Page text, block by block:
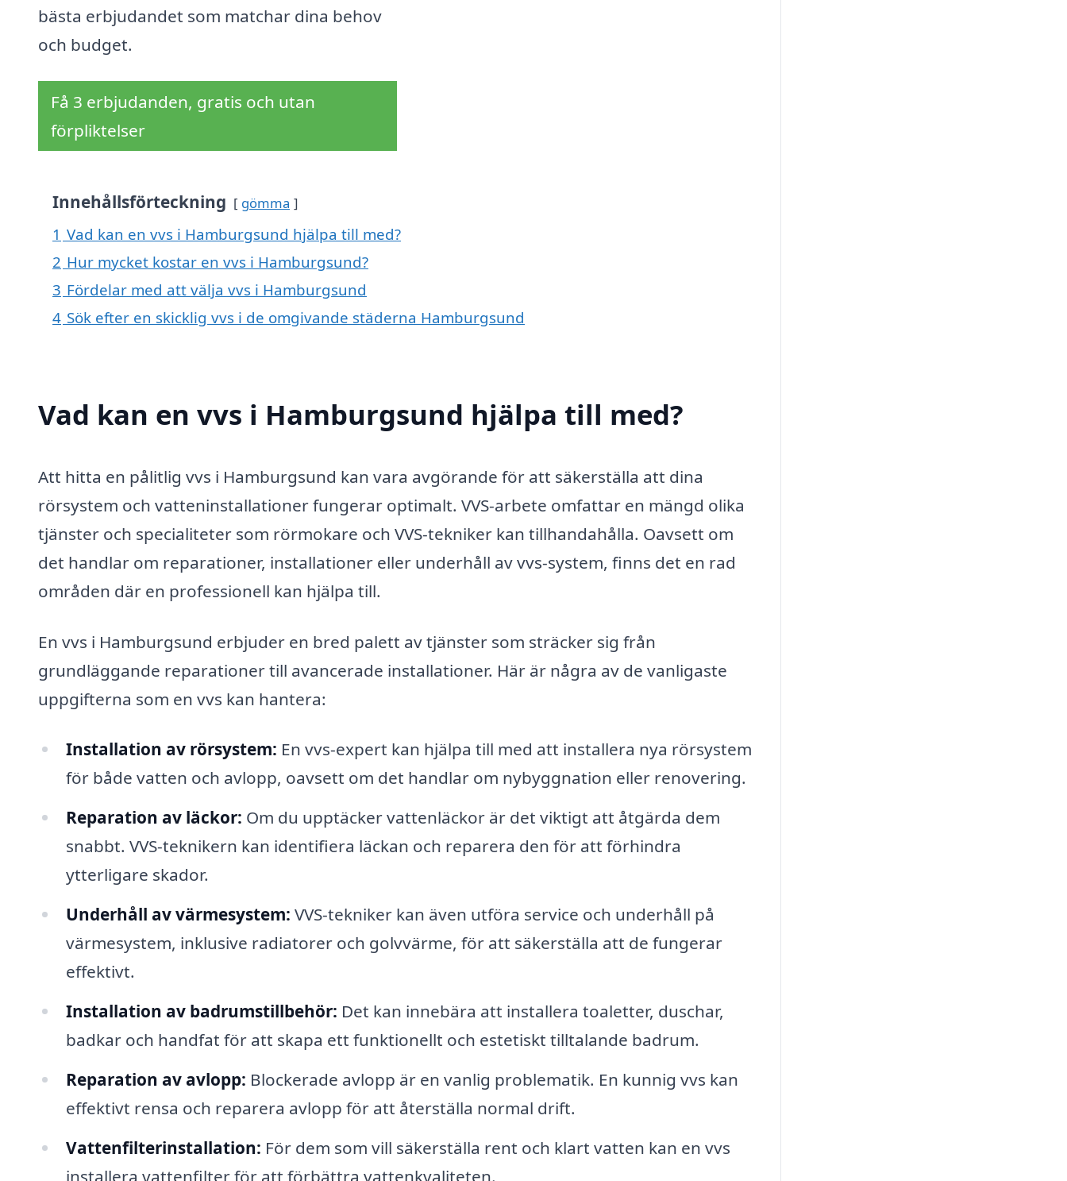
bästa erbjudandet som matchar dina behov
och budget.
Få 3 erbjudanden, gratis och utan
förpliktelser
Innehållsförteckning gömma
1 Vad kan en vvs i Hamburgsund hjälpa till med?
2 Hur mycket kostar en vvs i Hamburgsund?
3 Fördelar med att välja vvs i Hamburgsund
4 Sök efter en skicklig vvs i de omgivande städerna Hamburgsund
Vad kan en vvs i Hamburgsund hjälpa till med?
Att hitta en pålitlig vvs i Hamburgsund kan vara avgörande för att säkerställa att dina
rörsystem och vatteninstallationer fungerar optimalt. VVS-arbete omfattar en mängd olika
tjänster och specialiteter som rörmokare och VVS-tekniker kan tillhandahålla. Oavsett om
det handlar om reparationer, installationer eller underhåll av vvs-system, finns det en rad
områden där en professionell kan hjälpa till.
En vvs i Hamburgsund erbjuder en bred palett av tjänster som sträcker sig från
grundläggande reparationer till avancerade installationer. Här är några av de vanligaste
uppgifterna som en vvs kan hantera:
Installation av rörsystem: En vvs-expert kan hjälpa till med att installera nya rörsystem
för både vatten och avlopp, oavsett om det handlar om nybyggnation eller renovering.
Reparation av läckor: Om du upptäcker vattenläckor är det viktigt att åtgärda dem
snabbt. VVS-teknikern kan identifiera läckan och reparera den för att förhindra
ytterligare skador.
Underhåll av värmesystem: VVS-tekniker kan även utföra service och underhåll på
värmesystem, inklusive radiatorer och golvvärme, för att säkerställa att de fungerar
effektivt.
Installation av badrumstillbehör: Det kan innebära att installera toaletter, duschar,
badkar och handfat för att skapa ett funktionellt och estetiskt tilltalande badrum.
Reparation av avlopp: Blockerade avlopp är en vanlig problematik. En kunnig vvs kan
effektivt rensa och reparera avlopp för att återställa normal drift.
Vattenfilterinstallation: För dem som vill säkerställa rent och klart vatten kan en vvs
installera vattenfilter för att förbättra vattenkvaliteten.